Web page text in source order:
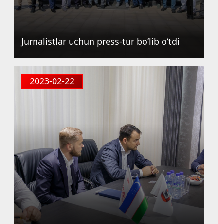
Jurnalistlar uchun press-tur bo‘lib o‘tdi
2023-02-22